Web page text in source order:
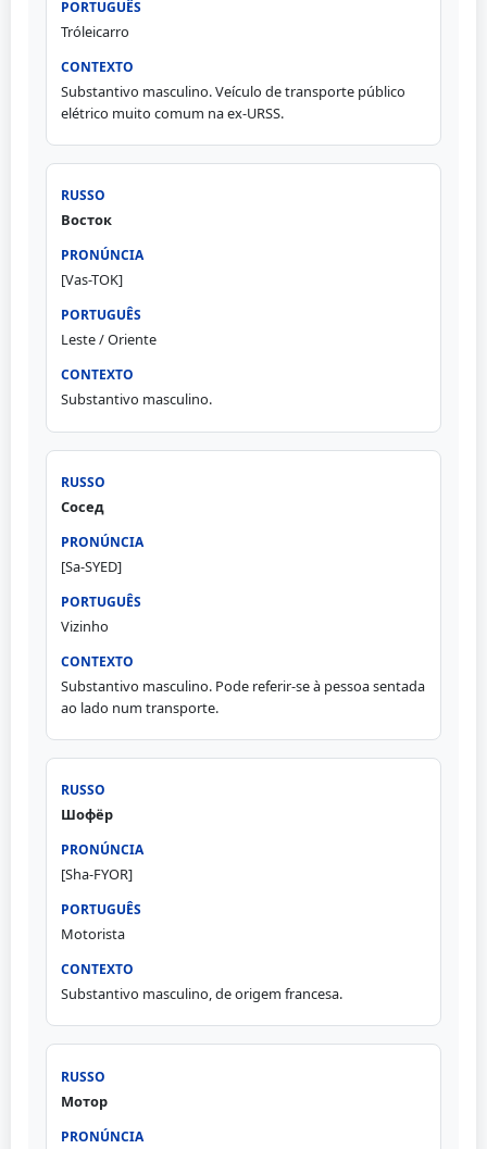
Tróleicarro
Substantivo masculino. Veículo de transporte público
elétrico muito comum na ex-URSS.
Восток
[Vas-TOK]
Leste / Oriente
Substantivo masculino.
Сосед
[Sa-SYED]
Vizinho
Substantivo masculino. Pode referir-se à pessoa sentada
ao lado num transporte.
Шофёр
[Sha-FYOR]
Motorista
Substantivo masculino, de origem francesa.
Мотор